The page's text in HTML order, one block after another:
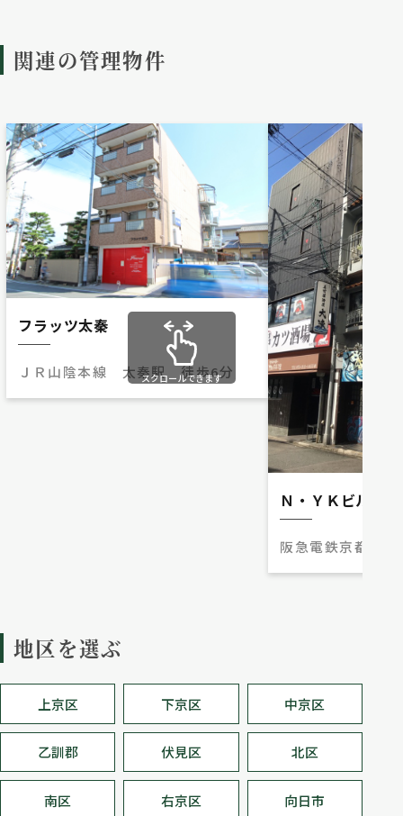
関連の管理物件
フラッツ太秦
ＪＲ山陰本線 太秦駅 徒歩6分
Ｎ・ＹＫビル
阪急電鉄京都本
スクロールできます
地区を選ぶ
上京区 下京区 中京区
乙訓郡 伏見区 北区
南区 右京区 向日市